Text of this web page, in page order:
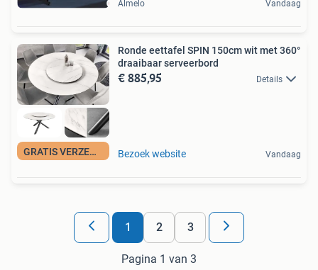
Almelo Vandaag
GRATIS VERZENDING
Ronde eettafel SPIN 150cm wit met 360°
draaibaar serveerbord
€ 885,95 Details
Bezoek website Vandaag
1 2 3
Pagina 1 van 3